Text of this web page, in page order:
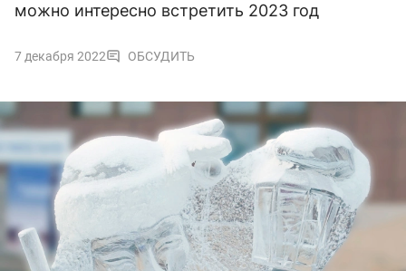
можно интересно встретить 2023 год
7 декабря 2022 ОБСУДИТЬ